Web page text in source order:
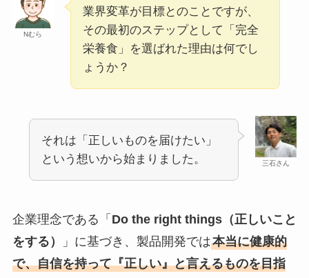
Nむら
業界変革が目標とのことですが、
その最初のステップとして「完全
栄養食」を選ばれた理由は何でし
ょうか？
三石さん
それは「正しいものを届けたい」
という想いから始まりました。
企業理念である「 Do the right things（正しいこと
をする）
」に基づき、製品開発では本当に健康的
で、自信を持って『正しい』と言えるものを目指